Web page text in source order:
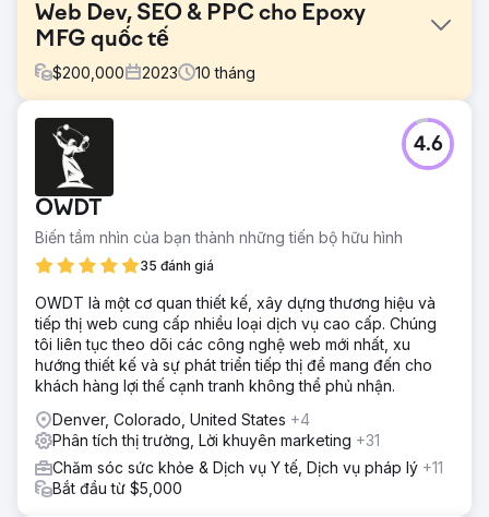
Web Dev, SEO & PPC cho Epoxy
MFG quốc tế
$200,000 2023 10 tháng
Thử thách
Tạo một thương hiệu epoxy mới tập trung vào người tiêu
dùng từ nhà sản xuất B2B của công ty chúng tôi.
Giải pháp
Resin mới với chương trình phụ trợ tùy chỉnh trên
WordPress và WooC Commerce. Họ đã tích hợp nó với
thị trường cũng như quản lý SEO và SEM của chúng tôi, từ
đó nâng cao sự hiện diện trực tuyến của chúng tôi một
cách hiệu quả.
Kết quả
từ đầu năm đến nay. Việc tích hợp với CRM của chúng tôi
giúp đơn giản hóa việc tiếp thị tới người tiêu dùng cuối và
tạo điều kiện liên kết các chiến dịch xã hội với trang web
của chúng tôi để biết thêm thông tin. Nội dung mang tính
OWDT
Biến tầm nhìn của bạn thành những tiến bộ hữu hình
35 đánh giá
4.6
OWDT là một cơ quan thiết kế, xây dựng thương hiệu và
tiếp thị web cung cấp nhiều loại dịch vụ cao cấp. Chúng
tôi liên tục theo dõi các công nghệ web mới nhất, xu
hướng thiết kế và sự phát triển tiếp thị để mang đến cho
khách hàng lợi thế cạnh tranh không thể phủ nhận.
Denver, Colorado, United States +4
Phân tích thị trường, Lời khuyên marketing +31
Chăm sóc sức khỏe & Dịch vụ Y tế, Dịch vụ pháp lý +11
Bắt đầu từ $5,000